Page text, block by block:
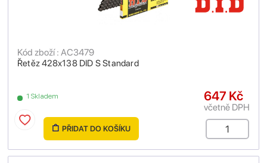
Řetěz 428x138 DID S Standard
Kód zboží : AC3479
1 Skladem 647 Kč
včetně DPH
PŘIDAT DO KOŠÍKU